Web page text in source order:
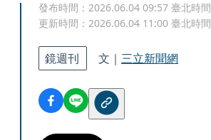
發布時間： 2026.06.04 09:57 臺北時間
更新時間： 2026.06.04 11:00 臺北時間
鏡週刊 文｜ 三立新聞網